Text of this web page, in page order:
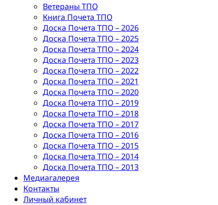
Ветераны ТПО
Книга Почета ТПО
Доска Почета ТПО – 2026
Доска Почета ТПО – 2025
Доска Почета ТПО – 2024
Доска Почета ТПО – 2023
Доска Почета ТПО – 2022
Доска Почета ТПО – 2021
Доска Почета ТПО – 2020
Доска Почета ТПО – 2019
Доска Почета ТПО – 2018
Доска Почета ТПО – 2017
Доска Почета ТПО – 2016
Доска Почета ТПО – 2015
Доска Почета ТПО – 2014
Доска Почета ТПО – 2013
Медиагалерея
Контакты
Личный кабинет